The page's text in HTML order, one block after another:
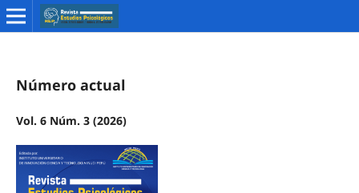
Número actual
Vol. 6 Núm. 3 (2026)